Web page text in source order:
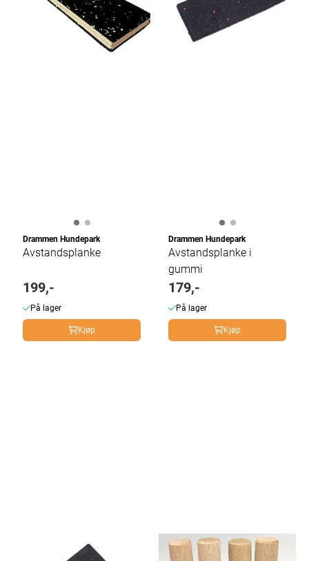
Drammen Hundepark
Avstandsplanke
199,-
På lager
Kjøp
Drammen Hundepark
Avstandsplanke i
gummi
179,-
På lager
Kjøp